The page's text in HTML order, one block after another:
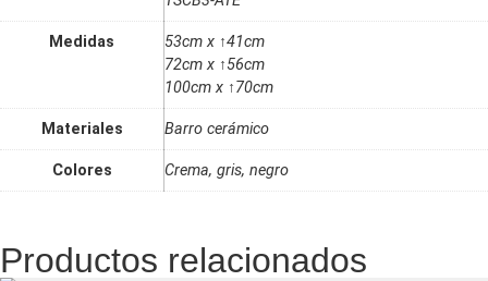
Medidas
53cm x ↑41cm
72cm x ↑56cm
100cm x ↑70cm
Materiales Barro cerámico
Colores Crema, gris, negro
Productos relacionados